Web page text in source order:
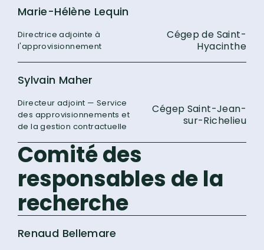
Marie-Hélène Lequin
Directrice adjointe à
l'approvisionnement
Cégep de Saint-
Hyacinthe
Sylvain Maher
Directeur adjoint — Service
des approvisionnements et
de la gestion contractuelle
Cégep Saint-Jean-
sur-Richelieu
Comité des
responsables de la
recherche
Renaud Bellemare